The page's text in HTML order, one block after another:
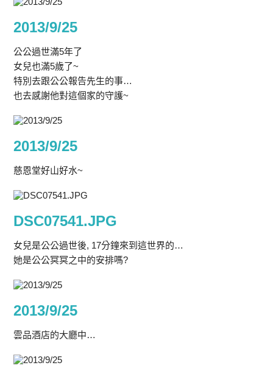
2013/9/25
公公過世滿5年了
女兒也滿5歲了~
特別去跟公公報告先生的事…
也去感謝他對這個家的守護~
2013/9/25
慈恩堂好山好水~
DSC07541.JPG
女兒是公公過世後, 17分鐘來到這世界的…
她是公公冥冥之中的安排嗎?
2013/9/25
雲品酒店的大廳中…